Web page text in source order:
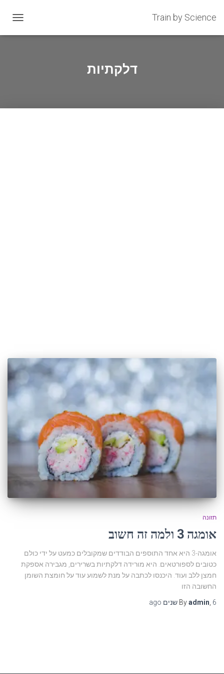
Train by Science
דלקתיות
תזונה
אומגה 3 ולמה זה חשוב
אומגה-3 היא אחד התוספים הבודדים שמקובלים כמעט על ידי כולם
כטובים לספורטאים. היא מורידה דלקתיות בשרירים, מגבירה אספקת
חמצן ללב ועוד. היכנסו לכתבה על מנת לשמוע עוד על חומצת השומן
החשובה הזו
Byadmin 6 שנים